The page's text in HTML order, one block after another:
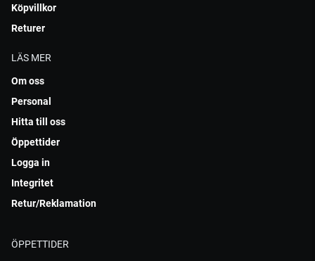
Köpvillkor
Returer
LÄS MER
Om oss
Personal
Hitta till oss
Öppettider
Logga in
Integritet
Retur/Reklamation
ÖPPETTIDER